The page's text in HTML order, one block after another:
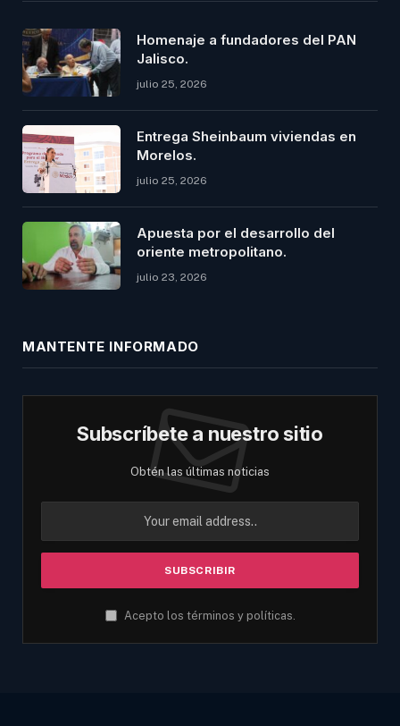
Homenaje a fundadores del PAN
Jalisco.
julio 25, 2026
Entrega Sheinbaum viviendas en
Morelos.
julio 25, 2026
Apuesta por el desarrollo del
oriente metropolitano.
julio 23, 2026
MANTENTE INFORMADO
Subscríbete a nuestro sitio
Obtén las últimas noticias
Acepto los términos y políticas.